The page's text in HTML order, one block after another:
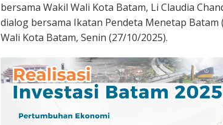
bersama Wakil Wali Kota Batam, Li Claudia
dialog bersama Ikatan Pendeta Menetap Batam
Wali Kota Batam, Senin (27/10/2025).